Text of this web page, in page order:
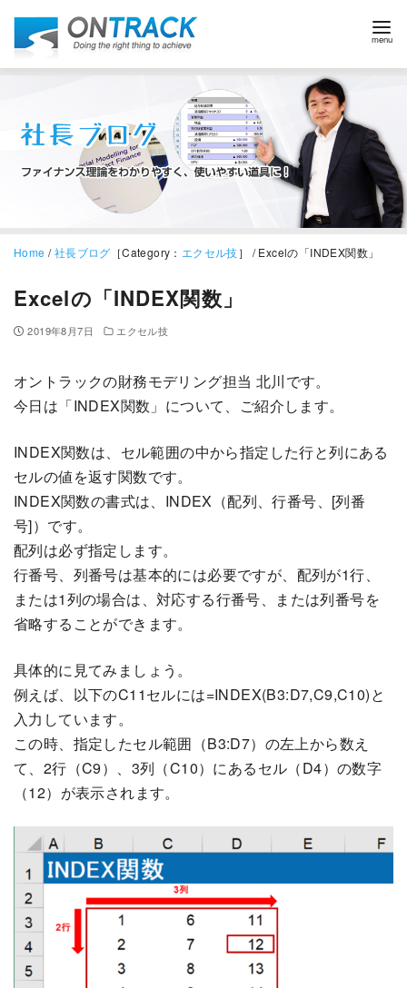
Home /社長ブログ ［Category： エクセル技］ / Excelの「INDEX関数」
Excelの「INDEX関数」
2019年8月7日 エクセル技
オントラックの財務モデリング担当 北川です。
今日は「INDEX関数」について、ご紹介します。
INDEX関数は、セル範囲の中から指定した行と列にある
セルの値を返す関数です。
INDEX関数の書式は、INDEX（配列、行番号、[列番
号]）です。
配列は必ず指定します。
行番号、列番号は基本的には必要ですが、配列が1行、
または1列の場合は、対応する行番号、または列番号を
省略することができます。
具体的に見てみましょう。
例えば、以下のC11セルには=INDEX(B3:D7,C9,C10)と
入力しています。
この時、指定したセル範囲（B3:D7）の左上から数え
て、2行（C9）、3列（C10）にあるセル（D4）の数字
（12）が表示されます。